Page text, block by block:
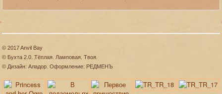
© 2017 Anvil Bay
© Бухта 2.0. Тёплая. Ламповая. Твоя.
© Дизайн: Аладор. Оформление: РЕДМЕНЪ